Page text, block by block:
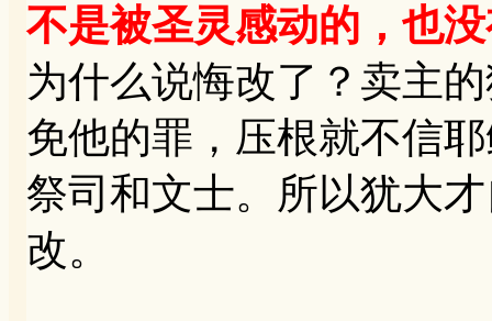
不是被圣灵感动的，也
为什么说悔改了？卖主
免他的罪，压根就不信
祭司和文士。所以犹大
改。